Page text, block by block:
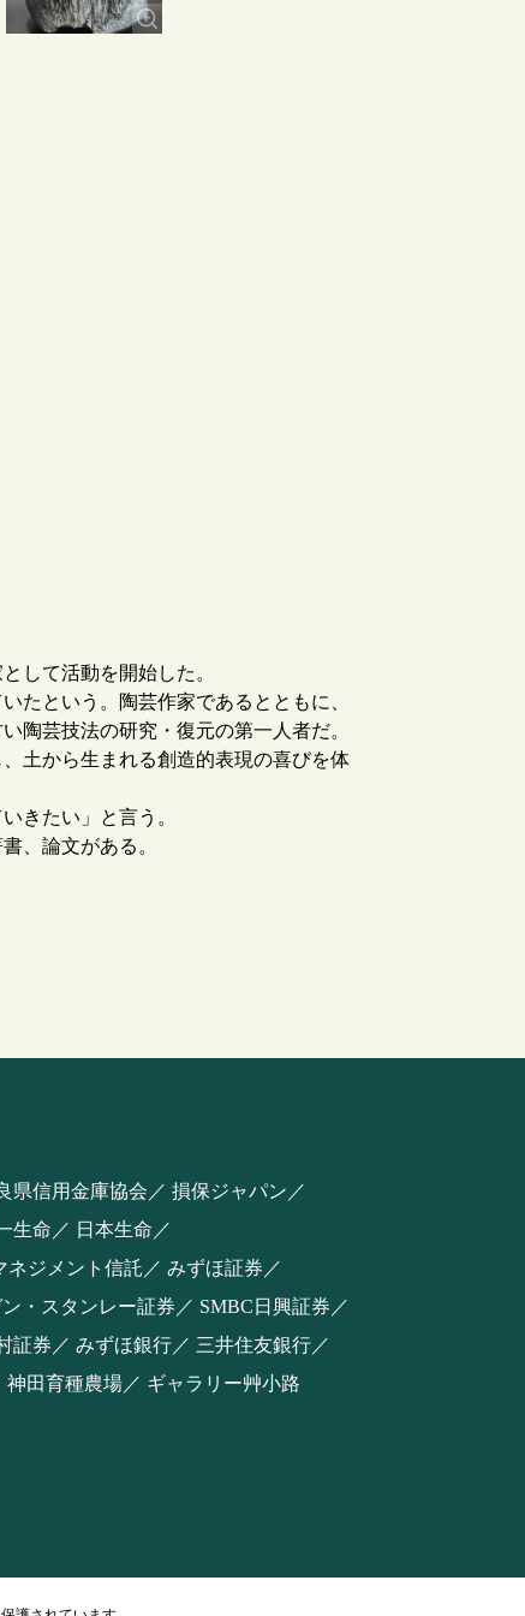
して活動を開始した。
たという。陶芸作家であるとともに、
陶芸技法の研究・復元の第一人者だ。
土から生まれる創造的表現の喜びを体
きたい」と言う。
、論文がある。
県信用金庫協会
損保ジャパン
生命
日本生命
ネジメント信託
みずほ証券
・スタンレー証券
SMBC日興証券
証券 みずほ銀行
三井住友銀行
神田育種農場 ギャラリー艸小路